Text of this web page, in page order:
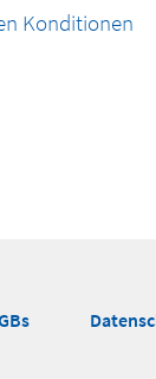
Konditionen